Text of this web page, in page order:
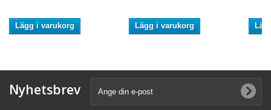
Lägg i varukorg Lägg i varukorg
Nyhetsbrev